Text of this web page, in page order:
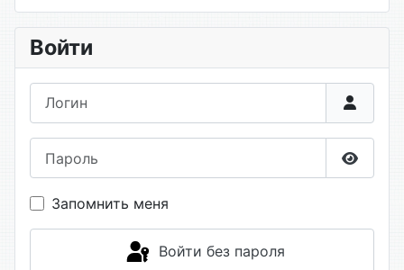
Войти
Запомнить меня
Войти без пароля